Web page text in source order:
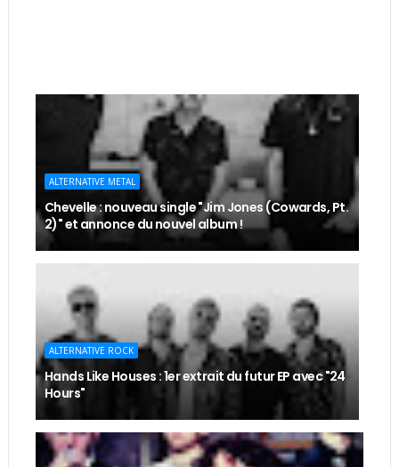
ALTERNATIVE METAL
Chevelle : nouveau single "Jim Jones (Cowards, Pt.
2)" et annonce du nouvel album !
ALTERNATIVE ROCK
Hands Like Houses : 1er extrait du futur EP avec "24
Hours"